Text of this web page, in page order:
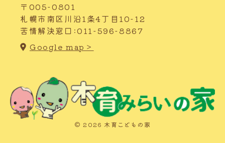
〒005-0801
札幌市南区川沿1条4丁目10-12
苦情解決窓口:011-596-8867
Google map＞
© 2026 木育こどもの家